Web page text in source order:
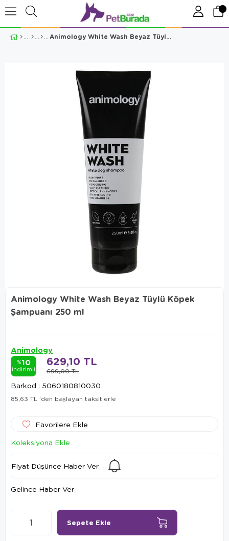
Animology White Wash Beyaz Tüylü Köpek Şampuanı 250 ml
Animology White Wash Beyaz Tüylü Köpek
Şampuanı 250 ml
Animology
%10
indirimli 699,00 TL
629,10 TL
Barkod : 5060180810030
85,63 TL 'den başlayan taksitlerle
Favorilere Ekle
Koleksiyona Ekle
Fiyat Düşünce Haber Ver
Gelince Haber Ver